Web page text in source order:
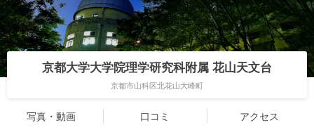
京都大学大学院理学研究科附属 花山天文台
京都市山科区北花山大峰町
写真・動画 口コミ アクセス